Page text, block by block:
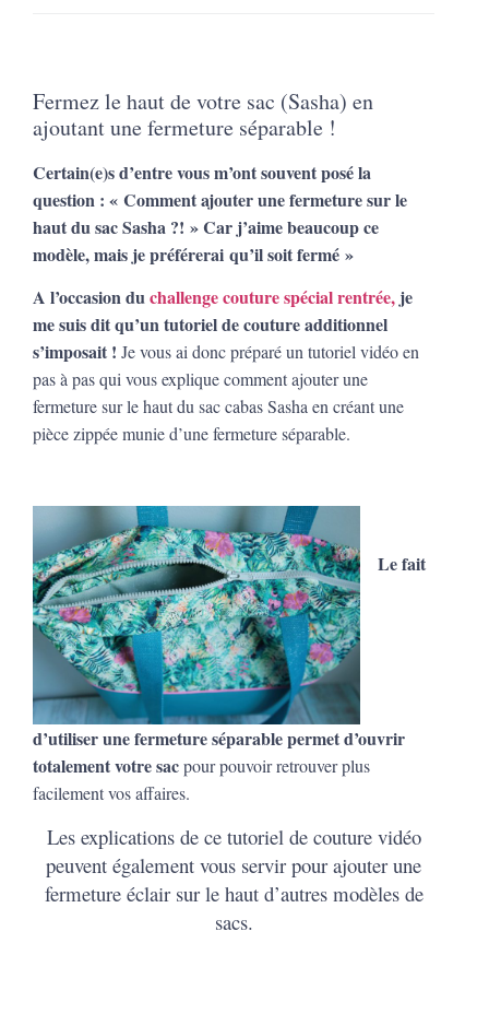
Fermez le haut de votre sac (Sasha) en
ajoutant une fermeture séparable !
Certain(e)s d’entre vous m’ont souvent posé la
question : « Comment ajouter une fermeture sur le
haut du sac Sasha ?! » Car j’aime beaucoup ce
modèle, mais jepréférerai qu’il soit fermé »
A l’occasion duchallenge couture spécial rentrée, je
me suis dit qu’un tutoriel de couture additionnel
s’imposait ! Je vous ai donc préparé un tutoriel vidéo en
pas à pas qui vous explique comment ajouter une
fermeture sur le haut du sac cabas Sasha en créant une
pièce zippée munie d’une fermeture séparable.
Le fait
d’utiliser une fermeture séparable permet d’ouvrir
totalement votre sacpour pouvoir retrouver plus
facilement vos affaires.
Les explications de ce tutoriel de couture vidéo
peuvent également vous servir pour ajouter une
fermeture éclair sur le haut d’autres modèles de
sacs.